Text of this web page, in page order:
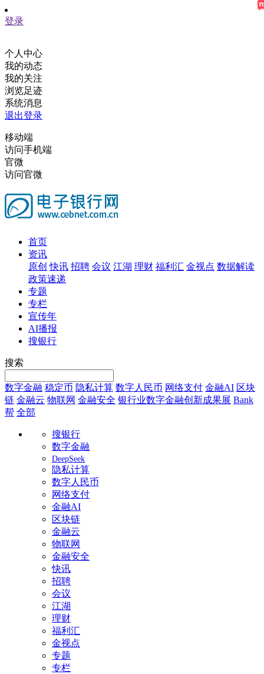
登录
个人中心
我的动态
我的关注
浏览足迹
系统消息
退出登录
移动端
访问手机端
官微
访问官微
首页
资讯
原创 快讯 招聘 会议 江湖 理财 福利汇 金视点 数据解读
政策速递
专题
专栏
宣传年
AI播报
搜银行
搜索
数字金融 稳定币 隐私计算 数字人民币 网络支付 金融AI 区块
链 金融云 物联网 金融安全 银行业数字金融创新成果展 Bank
帮 全部
搜银行
数字金融
DeepSeek
隐私计算
数字人民币
网络支付
金融AI
区块链
金融云
物联网
金融安全
快讯
招聘
会议
江湖
理财
福利汇
金视点
专题
专栏